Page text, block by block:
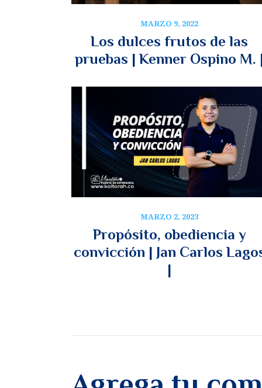
MARZO 9, 2022
Los dulces frutos de las
pruebas | Kenner Ospino M.
MARZO 2, 2023
Propósito, obediencia y
convicción | Jan Carlos
|